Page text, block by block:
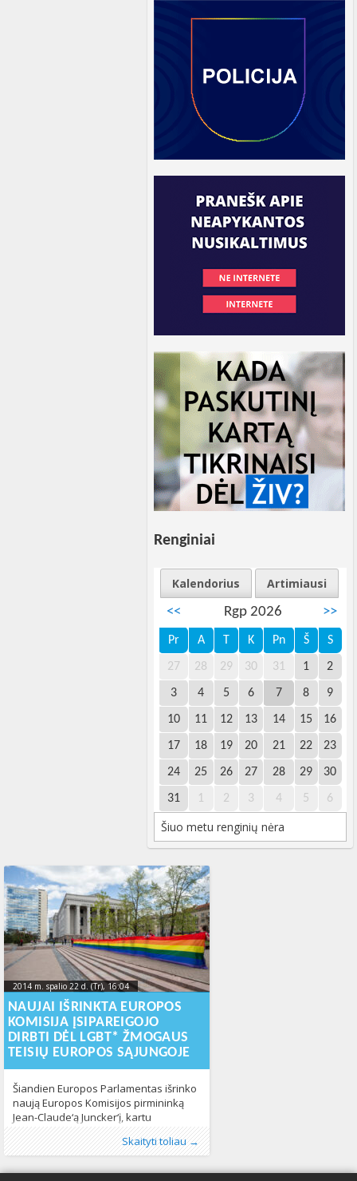
Renginiai
Kalendorius
Artimiausi
<<
Rgp 2026 >>
Pr A T K Pn Š S
27 28 29 30 31 1 2
3 4 5 6 7 8 9
10 11 12 13 14 15 16
17 18 19 20 21 22 23
24 25 26 27 28 29 30
31 1 2 3 4 5 6
Šiuo metu renginių nėra
2014 m. spalio 22 d. (Tr), 16:04
2023-10-
13T21:20:18+00:00
NAUJAI IŠRINKTA EUROPOS
KOMISIJA ĮSIPAREIGOJO
DIRBTI DĖL LGBT* ŽMOGAUS
TEISIŲ EUROPOS SĄJUNGOJE
Šiandien Europos Parlamentas išrinko
naują Europos Komisijos pirmininką
Jean-Claude‘ą Juncker‘į, kartu
patvirtindamas jo būsimą komandą.
Per debatus dėl šios pozicijos
vadinamoji Juncker‘io Komisija stipriai
pasisakė už LGBT* teises. Būsimieji
Skaityti toliau →
Publikavo:Aliona, LGL
Kategorijos:Naujienos,Pranešimai
spaudai261
Žymos:Europos komisaras,Europos
Komisijos pirmininkas,Europos Parlamentas,